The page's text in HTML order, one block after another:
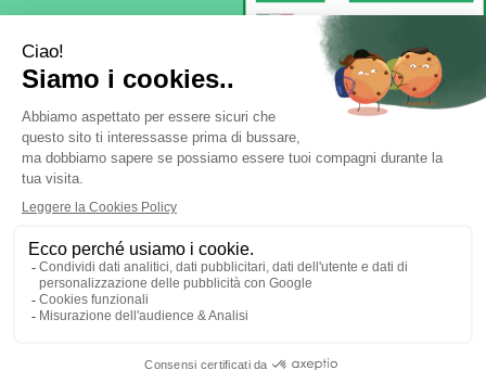
Farmacia di Liscate sas - Dr. F. Nobile &
- Via IV Novembre, 22 20060 Liscate (MI)
ordini@margheritafarmaweb.it|Tel.: 029587324| P.Iva:
09697020965 | Numero R.E.A.: mi2107777